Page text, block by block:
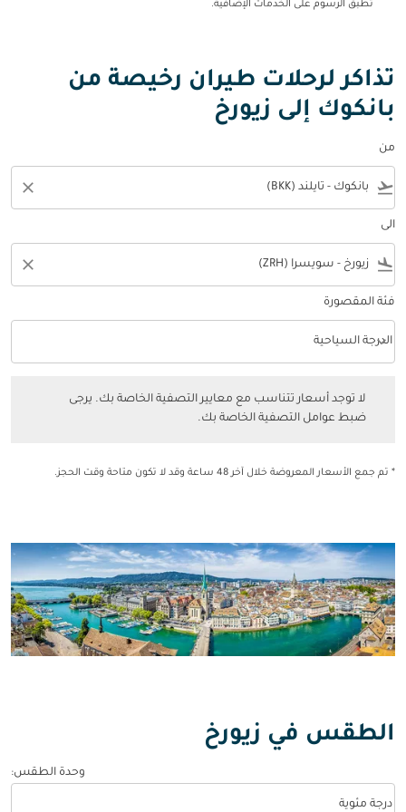
تطبق الرسوم على الخدمات الإضافية.
تذاكر لرحلات طيران رخيصة من
بانكوك إلى زيورخ
من
flight_takeoff
close
الى
flight_land
close
فئة المقصورة
فئة المقصورة option الدرجة السياحية Selected
الدرجة السياحية
keyboard_arrow_down
لا توجد أسعار تتناسب مع معايير التصفية الخاصة بك. يرجى
ضبط عوامل التصفية الخاصة بك.
* تم جمع الأسعار المعروضة خلال آخر 48 ساعة وقد لا تكون متاحة وقت الحجز.
الطقس في زيورخ
وحدة الطقس:
درجة مئوية